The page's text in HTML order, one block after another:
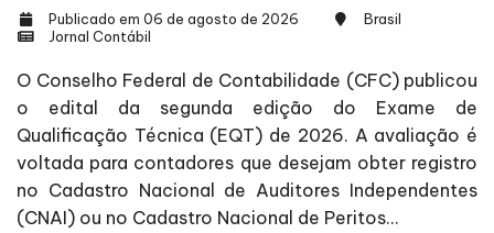
Publicado em 06 de agosto de 2026
Brasil
Jornal Contábil
O Conselho Federal de Contabilidade (CFC) publicou
o edital da segunda edição do Exame de
Qualificação Técnica (EQT) de 2026. A avaliação é
voltada para contadores que desejam obter registro
no Cadastro Nacional de Auditores Independentes
(CNAI) ou no Cadastro Nacional de Peritos...